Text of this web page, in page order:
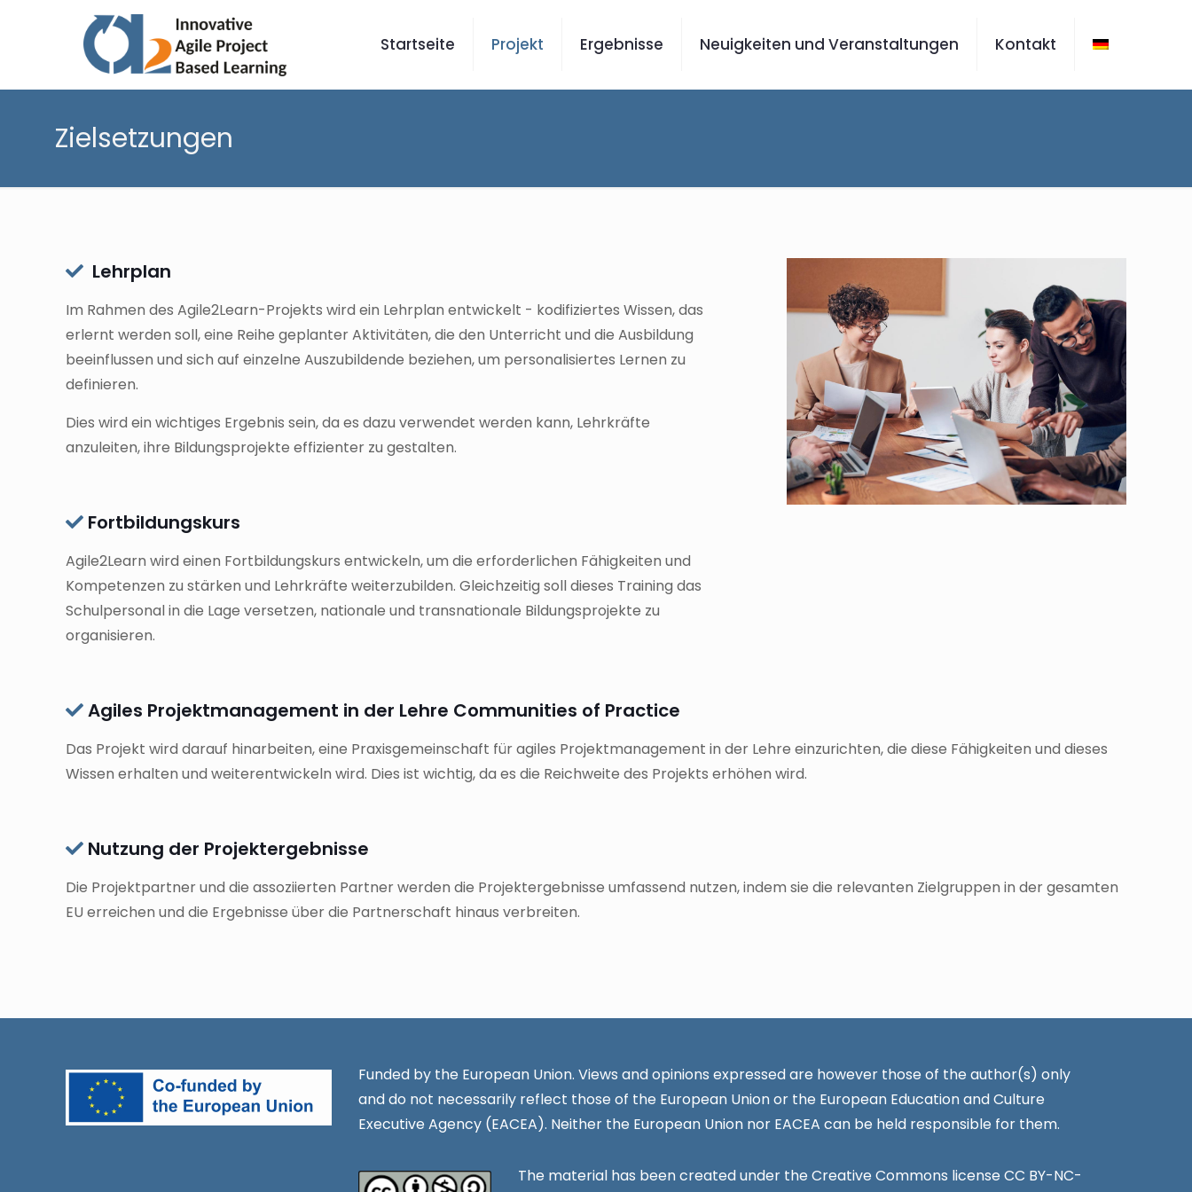
Startseite Projekt Ergebnisse Neuigkeiten und Veranstaltungen Kontakt
Zielsetzungen
Lehrplan
Im Rahmen des Agile2Learn-Projekts wird ein Lehrplan entwickelt - kodifiziertes Wissen, das
erlernt werden soll, eine Reihe geplanter Aktivitäten, die den Unterricht und die Ausbildung
beeinflussen und sich auf einzelne Auszubildende beziehen, um personalisiertes Lernen zu
definieren.
Dies wird ein wichtiges Ergebnis sein, da es dazu verwendet werden kann, Lehrkräfte
anzuleiten, ihre Bildungsprojekte effizienter zu gestalten.
Fortbildungskurs
Agile2Learn wird einen Fortbildungskurs entwickeln, um die erforderlichen Fähigkeiten und
Kompetenzen zu stärken und Lehrkräfte weiterzubilden. Gleichzeitig soll dieses Training das
Schulpersonal in die Lage versetzen, nationale und transnationale Bildungsprojekte zu
organisieren.
Agiles Projektmanagement in der Lehre Communities of Practice
Das Projekt wird darauf hinarbeiten, eine Praxisgemeinschaft für agiles Projektmanagement in der Lehre einzurichten, die diese Fähigkeiten und dieses
Wissen erhalten und weiterentwickeln wird. Dies ist wichtig, da es die Reichweite des Projekts erhöhen wird.
Nutzung der Projektergebnisse
Die Projektpartner und die assoziierten Partner werden die Projektergebnisse umfassend nutzen, indem sie die relevanten Zielgruppen in der gesamten
EU erreichen und die Ergebnisse über die Partnerschaft hinaus verbreiten.
Funded by the European Union. Views and opinions expressed are however those of the author(s) only
and do not necessarily reflect those of the European Union or the European Education and Culture
Executive Agency (EACEA). Neither the European Union nor EACEA can be held responsible for them.
The material has been created under the Creative Commons license CC BY-NC-